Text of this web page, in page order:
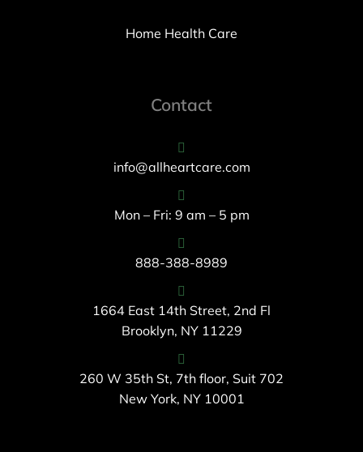
Home Health Care
Contact
info@allheartcare.com
Mon – Fri: 9 am – 5 pm
888-388-8989
1664 East 14th Street, 2nd Fl
Brooklyn, NY 11229
260 W 35th St, 7th floor, Suit 702
New York, NY 10001